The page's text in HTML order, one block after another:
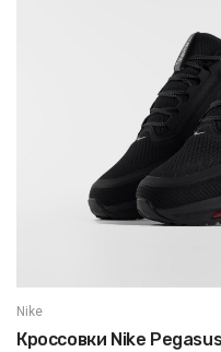
Nike
Кроссовки Nike